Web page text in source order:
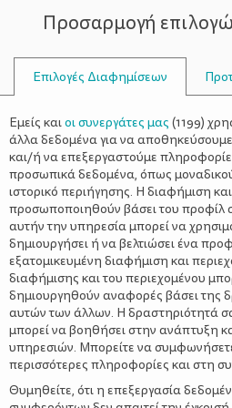
Προσαρμογή
Επιλογές Διαφημίσεων
Εμείς καιοι συνεργάτες μας (1199)
άλλα δεδομένα για να
και/ή να επεξεργαστούμε
προσωπικά δεδομένα, όπως
ιστορικό περιήγησης. Η διαφήμιση
προσωποποιηθούν βάσει του προφίλ
αυτήν την υπηρεσία μπορεί να
δημιουργήσει ή να βελτιώσει ένα
εξατομικευμένη διαφήμιση και
διαφήμισης και του περιεχομένου
δημιουργηθούν αναφορές βάσει της
αυτών των άλλων. Η δραστηριότητά
μπορεί να βοηθήσει στην ανάπτυξη
υπηρεσιών. Μπορείτε να
περισσότερες πληροφορίες και στη
Θυμηθείτε, ότι η επεξεργασία